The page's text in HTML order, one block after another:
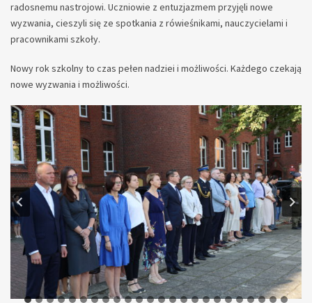
radosnemu nastrojowi. Uczniowie z entuzjazmem przyjęli nowe
wyzwania, cieszyli się ze spotkania z rówieśnikami, nauczycielami i
pracownikami szkoły.
Nowy rok szkolny to czas pełen nadziei i możliwości. Każdego czekają
nowe wyzwania i możliwości.